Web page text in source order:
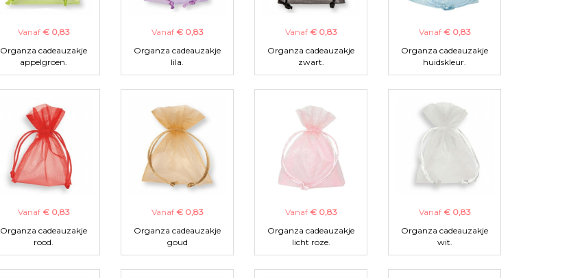
Vanaf € 0,83
Organza cadeauzakje
appelgroen.
Vanaf € 0,83
Organza cadeauzakje
lila.
Vanaf € 0,83
Organza cadeauzakje
zwart.
Vanaf € 0,83
Organza cadeauzakje
huidskleur.
Vanaf € 0,83
Organza cadeauzakje
rood.
Vanaf € 0,83
Organza cadeauzakje
goud
Vanaf € 0,83
Organza cadeauzakje
licht roze.
Vanaf € 0,83
Organza cadeauzakje
wit.